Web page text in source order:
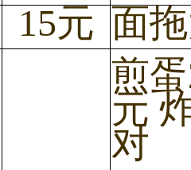
15元 面
煎
元
对